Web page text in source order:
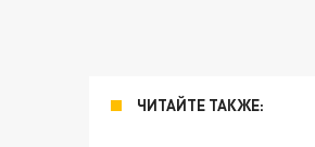
ЧИТАЙТЕ ТАКЖЕ: